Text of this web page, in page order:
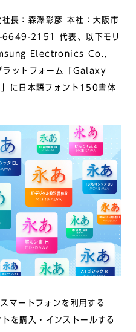
長：森澤彰彦 本社：大阪市
2151 代表、以下モリ
Electronics Co.,
ラットフォーム「Galaxy
に日本語フォント150書体
マートフォンを利用する
を購入・インストールする